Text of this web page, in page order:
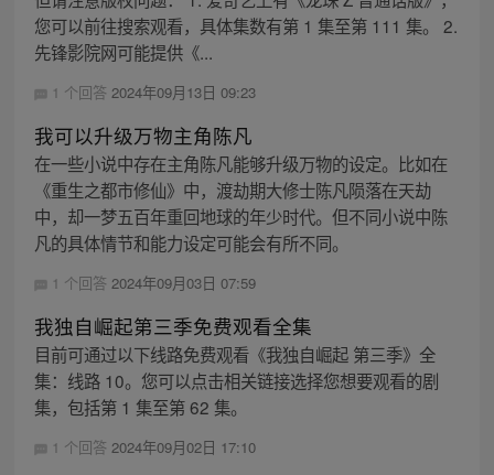
您可以前往搜索观看，具体集数有第 1 集至第 111 集。 2.
先锋影院网可能提供《...
1 个回答 2024年09月13日 09:23
我可以升级万物主角陈凡
在一些小说中存在主角陈凡能够升级万物的设定。比如在
《重生之都市修仙》中，渡劫期大修士陈凡陨落在天劫
中，却一梦五百年重回地球的年少时代。但不同小说中陈
凡的具体情节和能力设定可能会有所不同。
1 个回答 2024年09月03日 07:59
我独自崛起第三季免费观看全集
目前可通过以下线路免费观看《我独自崛起 第三季》全
集：线路 10。您可以点击相关链接选择您想要观看的剧
集，包括第 1 集至第 62 集。
1 个回答 2024年09月02日 17:10